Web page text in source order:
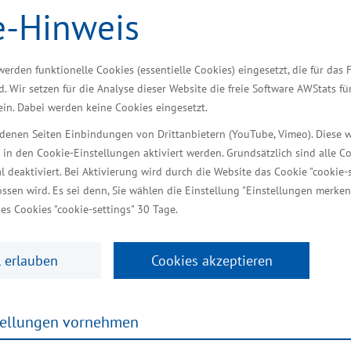
Hinweis
funktionelle Cookies (essentielle Cookies) eingesetzt, die für das
Wir setzen für die Analyse dieser Website die freie Software AWStats
Dabei werden keine Cookies eingesetzt.
Seiten Einbindungen von Drittanbietern (YouTube, Vimeo). Diese
in den Cookie-Einstellungen aktiviert werden. Grundsätzlich sind alle
Bei Aktivierung wird durch die Website das Cookie "cookie-
wird. Es sei denn, Sie wählen die Einstellung "Einstellungen
Cookies "cookie-settings" 30 Tage.
erlauben Cookies akzeptieren
vornehmen
2023 verlängert
mittlere Unternehmen mit besonders hohen
Anträge stellen. Bei dem Programm geht es
Vorpommern konkret unterstützen.
geben, einen Antrag zu stellen, die bisher
Infrastruktur, Tourismus und Arbeit Reinhard
Mecklenburg-Vorpommern (LFI)
ersten Antragsrunde sind circa 40 Anträge
in den Bereichen Hotel- und